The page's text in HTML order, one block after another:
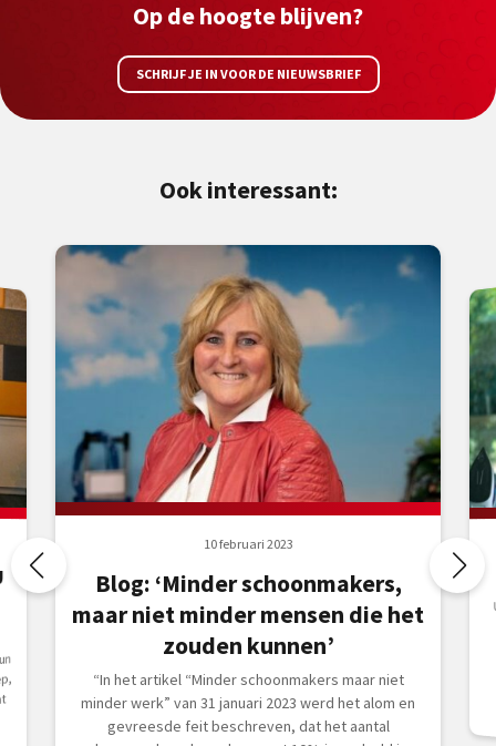
Op de hoogte blijven?
SCHRIJF JE IN VOOR DE NIEUWSBRIEF
Ook interessant:
10 februari 2023
Blog: ‘Minder schoonmakers,
maar niet minder mensen die het
zouden kunnen’
“In het artikel “Minder schoonmakers maar niet
minder werk” van 31 januari 2023 werd het alom en
gevreesde feit beschreven, dat het aantal